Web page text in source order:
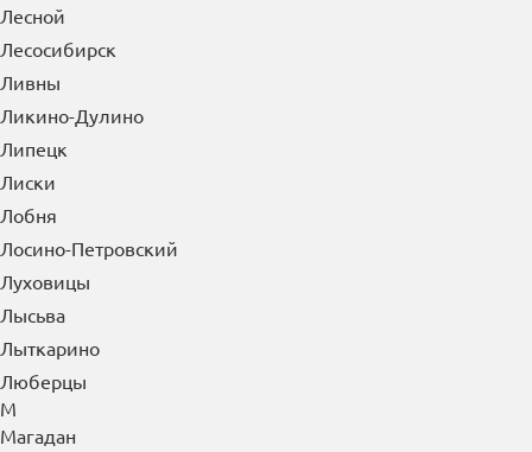
Лесной
Лесосибирск
Ливны
Ликино-Дулино
Липецк
Лиски
Лобня
Лосино-Петровский
Луховицы
Лысьва
Лыткарино
Люберцы
М
Магадан